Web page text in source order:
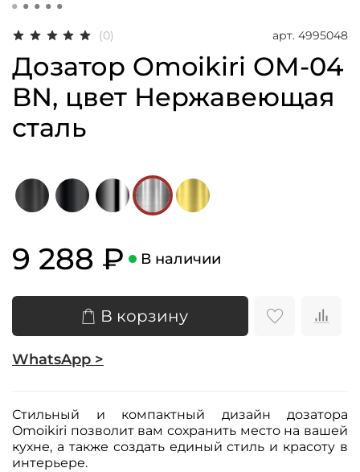
(0) арт. 4995048
Дозатор Omoikiri OM-04
BN, цвет Нержавеющая
сталь
9 288 ₽ В наличии
В корзину
WhatsApp >
Стильный и компактный дизайн дозатора
Omoikiri позволит вам сохранить место на вашей
кухне, а также создать единый стиль и красоту в
интерьере.